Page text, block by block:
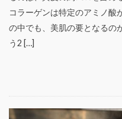
コラーゲンは特定のアミノ酸
の中でも、美肌の要となるの
う2 […]